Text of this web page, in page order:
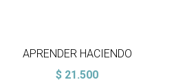
APRENDER HACIENDO
$ 21.500